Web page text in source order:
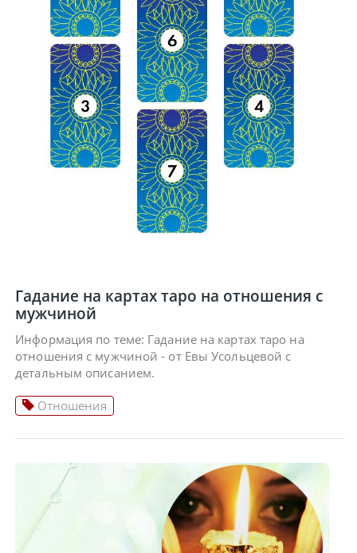
Гадание на картах таро на отношения с
мужчиной
Информация по теме: Гадание на картах таро на
отношения с мужчиной - от Евы Усольцевой с
детальным описанием.
Отношения